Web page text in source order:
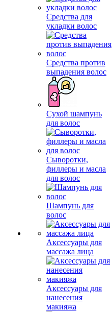
Средства для
укладки волос
Средства против
выпадения волос
Сухой шампунь
для волос
Сыворотки,
филлеры и масла
для волос
Шампунь для
волос
Аксессуары для
массажа лица
Аксессуары для
нанесения
макияжа